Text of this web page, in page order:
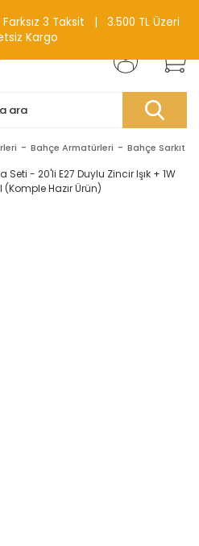
Bahçe Armatürleri Bahçe Sarkıt
3 Taksit | 3.500 TL Üzeri
Kargo